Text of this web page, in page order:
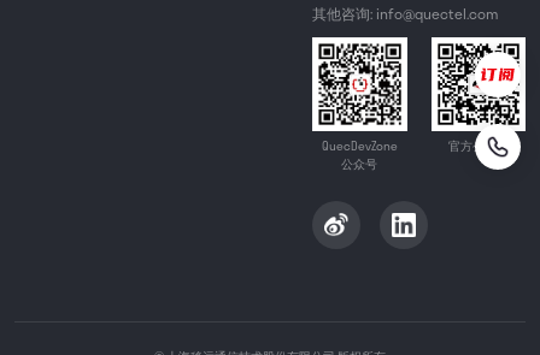
其他咨询: info@quectel.com
QuecDevZone
公众号
官方公众号